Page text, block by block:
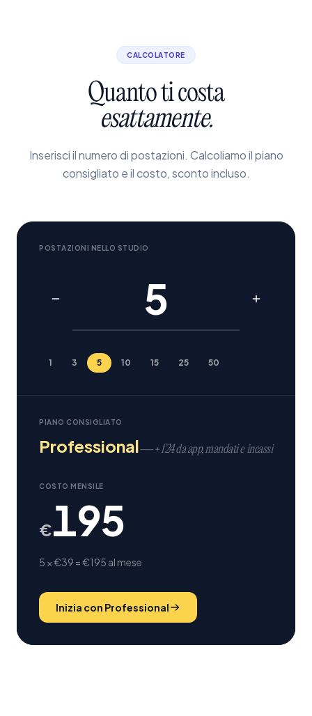
CALCOLATORE
Quanto ti costa
esattamente.
Inserisci il numero di postazioni. Calcoliamo il piano
consigliato e il costo, sconto incluso.
POSTAZIONI NELLO STUDIO
1 3 5 10 15 25 50
PIANO CONSIGLIATO
Professional—+ f24 da app, mandati e incassi
COSTO MENSILE
€195
5 × €39 = €195 al mese
Inizia con Professional